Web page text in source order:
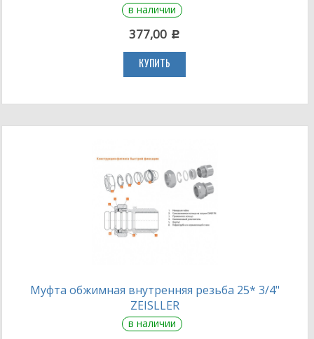
в наличии
377,00 c
КУПИТЬ
Муфта обжимная внутренняя резьба 25* 3/4"
ZEISLLER
в наличии